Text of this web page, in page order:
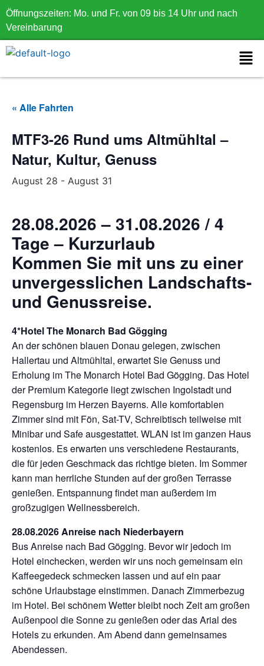
Öffnungszeiten: Mo. und Fr. von 09 bis 14 Uhr und nach
Vereinbarung
« Alle Fahrten
MTF3-26 Rund ums Altmühltal –
Natur, Kultur, Genuss
August 28 - August 31
28.08.2026 – 31.08.2026 / 4
Tage – Kurzurlaub
Kommen Sie mit uns zu einer
unvergesslichen Landschafts-
und Genussreise.
4*Hotel The Monarch Bad Gögging
An der schönen blauen Donau gelegen, zwischen
Hallertau und Altmühltal, erwartet Sie Genuss und
Erholung im The Monarch Hotel Bad Gögging. Das Hotel
der Premium Kategorie liegt zwischen Ingolstadt und
Regensburg im Herzen Bayerns. Alle komfortablen
Zimmer sind mit Fön, Sat-TV, Schreibtisch teilweise mit
Minibar und Safe ausgestattet. WLAN ist im ganzen Haus
kostenlos. Es erwarten uns verschiedene Restaurants,
die für jeden Geschmack das richtige bieten. Im Sommer
kann man herrliche Stunden auf der großen Terrasse
genießen. Entspannung findet man außerdem im
großzugigen Wellnessbereich.
28.08.2026 Anreise nach Niederbayern
Bus Anreise nach Bad Gögging. Bevor wir jedoch im
Hotel einchecken, werden wir uns noch gemeinsam ein
Kaffeegedeck schmecken lassen und auf ein paar
schöne Urlaubstage einstimmen. Danach Zimmerbezug
im Hotel. Bei schönem Wetter bleibt noch Zeit am großen
Außenpool die Sonne zu genießen oder das Arial des
Hotels zu erkunden. Am Abend dann gemeinsames
Abendessen.